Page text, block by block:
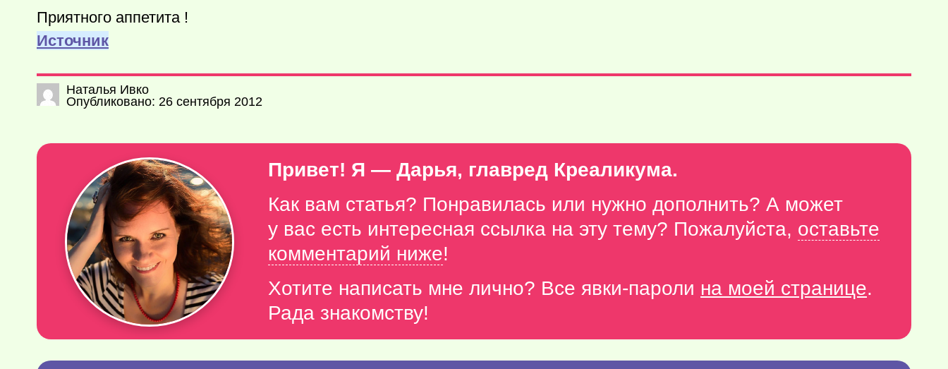
Приятного аппетита !
Источник
Наталья Ивко
Опубликовано: 26 сентября 2012
Привет! Я — Дарья, главред Креаликума.
Как вам статья? Понравилась или нужно дополнить? А может
у вас есть интересная ссылка на эту тему? Пожалуйста, оставьте
комментарий ниже!
Хотите написать мне лично? Все явки-пароли на моей странице.
Рада знакомству!